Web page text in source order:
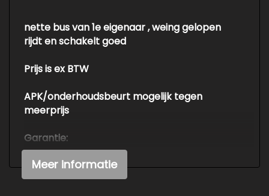
nette bus van 1e eigenaar , weing gelopen
rijdt en schakelt goed
Prijs is ex BTW
APK/onderhoudsbeurt mogelijk tegen
meerprijs
Garantie:
6, 12 en 24 maanden garantie is mogelijk tegen
meerprijs.
Meer informatie